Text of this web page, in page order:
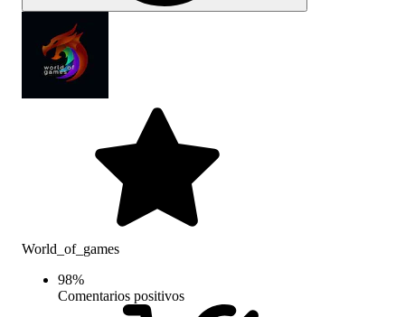
World_of_games
98%
Comentarios positivos